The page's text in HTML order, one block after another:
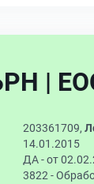
|
203361709,
14.01.2015
ДА - от
3822 -